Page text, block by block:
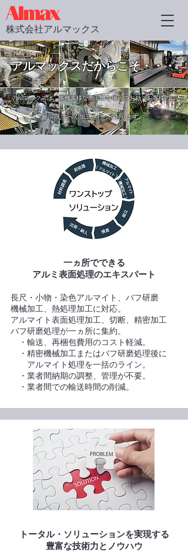
株式会社アルマックス
​アルマックスだからこそ・・・
アルマックスは、多種多様な加工機を備えており、お客様のニ
ーズに
お応えすべく加工を行っております。
一ヵ所でできる
アルミ表面処理のエキスパート
長尺・小物・染色アルマイト、バフ研磨
機械加工、熱処理加工に対応。
アルマイト表面処理加工、切断、精密加工
バフ研磨処理が一ヵ所に集約。
・輸送、再梱包費用のコスト軽減。
・精密機械加工またはバフ研磨処理後に
アルマイト処理を一括のライン。
・業者間納期の調整、管理が不要。
・業者間での輸送時間の削減。
トータル・ソリューションを実現する
豊富な技術力とノウハウ